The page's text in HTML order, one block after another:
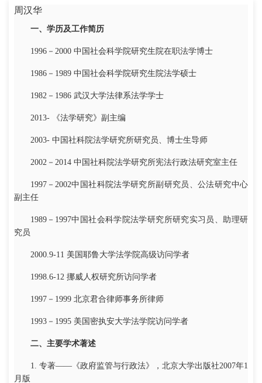
周汉华
一、学历及工作简历
1996－2000 中国社会科学院研究生院在职法学博士
1986－1989 中国社会科学院研究生院法学硕士
1982－1986 武汉大学法律系法学学士
2013- 《法学研究》副主编
2003- 中国社科院法学研究所研究员、博士生导师
2002－2014 中国社科院法学研究所宪法行政法研究室主任
1997－2002中国社科院法学研究所副研究员、公法研究中心
副主任
1989－1997中国社会科学院法学研究所研究实习员、助理研
究员
2000.9-11 美国耶鲁大学法学院高级访问学者
1998.6-12 挪威人权研究所访问学者
1997－1999 北京君合律师事务所律师
1993－1995 美国密执安大学法学院访问学者
二、主要学术著述
1. 专著——《政府监管与行政法》，北京大学出版社2007年1
月版